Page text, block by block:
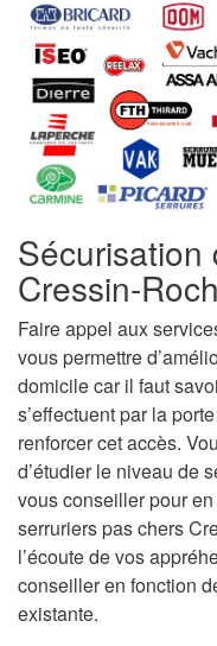
Sécurisation
Cressin-
Faire appel aux
vous permettre
domicile car il faut
s’effectuent par la
renforcer cet accès.
d’étudier le niveau de
vous conseiller pour
serruriers pas chers
l’écoute de vos
conseiller en fonction
existante.